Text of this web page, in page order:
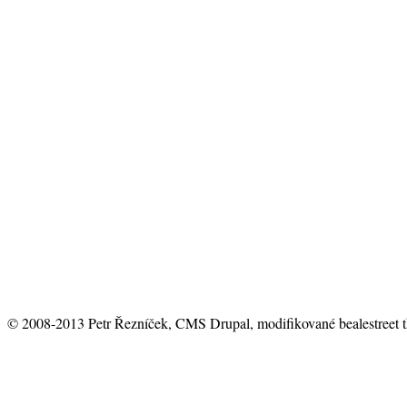
© 2008-2013 Petr Řezníček, CMS Drupal, modifikované bealestreet